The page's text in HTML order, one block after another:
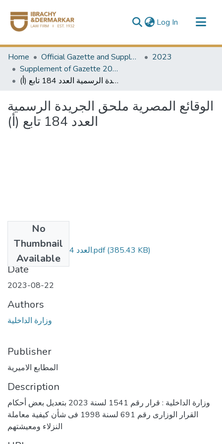
Log In (current)
Communities & Collections
All of DSpace
Home Official Gazette and Supplement
2023
Supplement of Gazette 2023
الوقائع المصرية ملحق الجريدة الرسمية العدد 184 تابع (أ)
الوقائع المصرية ملحق الجريدة الرسمية
العدد 184 تابع (أ)
No
Thumbnail
Available
العدد 184 تابع أ - مؤمن.pdf(385.43 KB)
Date
2023-08-22
Authors
وزارة الداخلية
Publisher
المطابع الاميرية
Description
وزارة الداخلية : قرار رقم 1541 لسنة 2023 بتعديل بعض أحكام
القرار الوزارى رقم 691 لسنة 1998 فى شأن كيفية معاملة
النزلاء ومعيشتهم